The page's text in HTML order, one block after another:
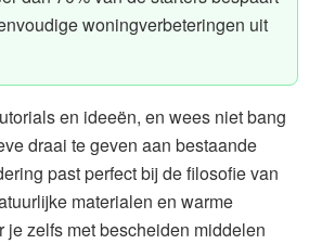
woningverbeteringen uit
en ideeën, en wees niet bang
draai te geven aan bestaande
past perfect bij de filosofie van
materialen en warme
je zelfs met bescheiden middelen